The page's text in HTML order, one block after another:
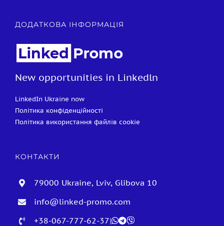
ДОДАТКОВА ІНФОРМАЦІЯ
New opportunities in Linkedln
LinkedIn Ukraine now
Політика конфіденційності
Політика використання файлів cookie
КОНТАКТИ
79000 Ukraine, Lviv, Glibova 10
info@linked-promo.com
+38-067-777-62-37|